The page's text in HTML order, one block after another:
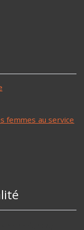
femmes au service